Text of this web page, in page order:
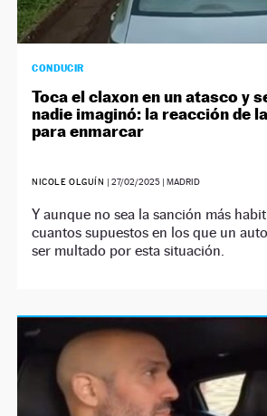
CONDUCIR
Toca el claxon en un atasco y
nadie imaginó: la reacción de
para enmarcar
NICOLE OLGUÍN | 27/02/2025| MADRID
Y aunque no sea la sanción más
cuantos supuestos en los que un
ser multado por esta situación.